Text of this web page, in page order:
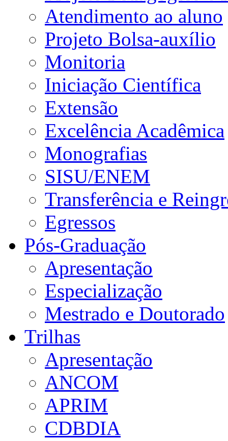
Atendimento ao aluno
Projeto Bolsa-auxílio
Monitoria
Iniciação Científica
Extensão
Excelência Acadêmica
Monografias
SISU/ENEM
Transferência e
Egressos
Pós-Graduação
Apresentação
Especialização
Mestrado e Doutorado
Trilhas
Apresentação
ANCOM
APRIM
CDBDIA